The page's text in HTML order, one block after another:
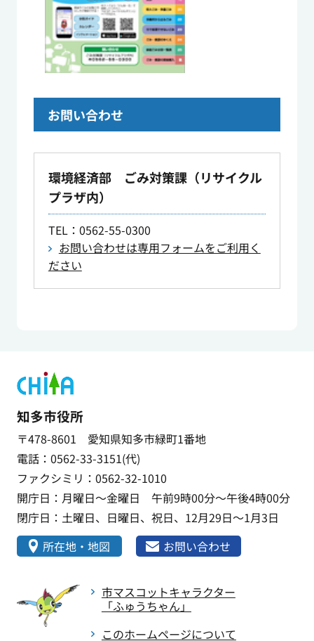
お問い合わせ
環境経済部 ごみ対策課（リサイクル
プラザ内）
TEL：0562-55-0300
お問い合わせは専用フォームをご利用く
ださい
知多市役所
〒478-8601 愛知県知多市緑町1番地
電話：0562-33-3151(代)
ファクシミリ：0562-32-1010
開庁日：月曜日～金曜日 午前9時00分～午後4時00分
閉庁日：土曜日、日曜日、祝日、12月29日～1月3日
所在地・地図
お問い合わせ
市マスコットキャラクター
「ふゅうちゃん」
このホームページについて